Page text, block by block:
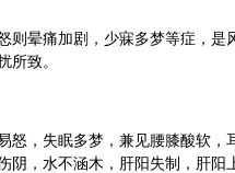
则晕痛加剧，少寐多梦等症，是
所致。
怒，失眠多梦，兼见腰膝酸软，
阴，水不涵木，肝阳失制，肝阳